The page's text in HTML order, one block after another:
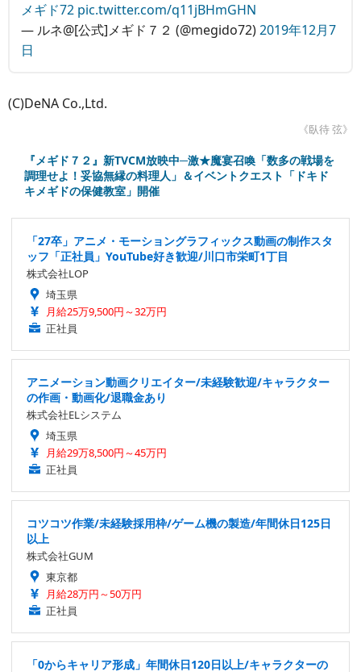
メギド72 pic.twitter.com/q11jBHmGHN
— ルネ@[公式]メギド７２ (@megido72)2019年12月7
日
(C)DeNA Co.,Ltd.
《臥待 弦》
『メギド７２』新TVCM放映中─激★魔宴召喚「数多の戦場を
調理せよ！妥協無縁の料理人」＆イベントクエスト「ドキド
キメギドの保健教室」開催
「27卒」アニメ・モーショングラフィックス動画の制作スタ
ッフ「正社員」YouTube好き歓迎/川口市栄町1丁目
株式会社LOP
埼玉県
月給25万9,500円～32万円
正社員
アニメーション動画クリエイター/未経験歓迎/キャラクター
の作画・動画化/退職金あり
株式会社ELシステム
埼玉県
月給29万8,500円～45万円
正社員
コツコツ作業/未経験採用枠/ゲーム機の製造/年間休日125日
以上
株式会社GUM
東京都
月給28万円～50万円
正社員
「0からキャリア形成」年間休日120日以上/キャラクターの